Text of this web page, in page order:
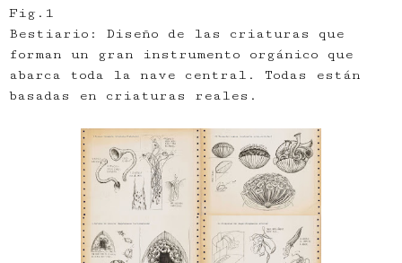
Fig.1
Bestiario: Diseño de las criaturas que
forman un gran instrumento orgánico que
abarca toda la nave central. Todas están
basadas en criaturas reales.